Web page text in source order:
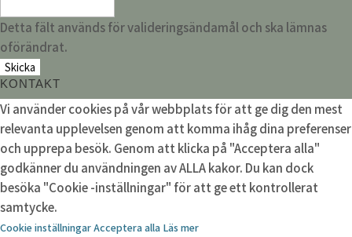
Detta fält används för valideringsändamål och ska lämnas
oförändrat.
KONTAKT
Vi använder cookies på vår webbplats för att ge dig den mest
relevanta upplevelsen genom att komma ihåg dina preferenser
och upprepa besök. Genom att klicka på "Acceptera alla"
godkänner du användningen av ALLA kakor. Du kan dock
besöka "Cookie -inställningar" för att ge ett kontrollerat
samtycke.
Cookie inställningarAcceptera alla Läs mer